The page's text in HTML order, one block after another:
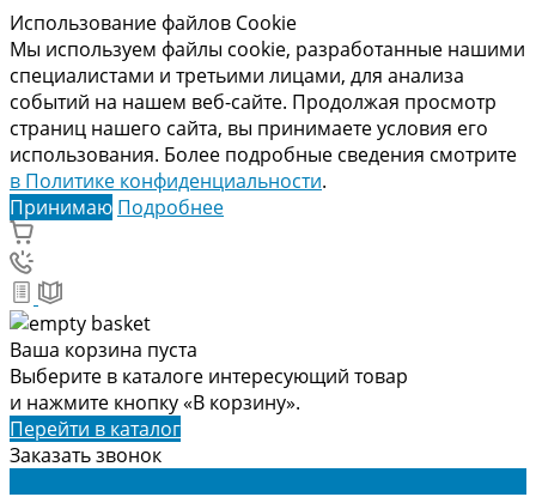
Использование файлов Cookie
Мы используем файлы cookie, разработанные нашими
специалистами и третьими лицами, для анализа
событий на нашем веб-сайте. Продолжая просмотр
страниц нашего сайта, вы принимаете условия его
использования. Более подробные сведения смотрите
в Политике конфиденциальности.
Принимаю Подробнее
Ваша корзина пуста
Выберите в каталоге интересующий товар
и нажмите кнопку «В корзину».
Перейти в каталог
Заказать звонок